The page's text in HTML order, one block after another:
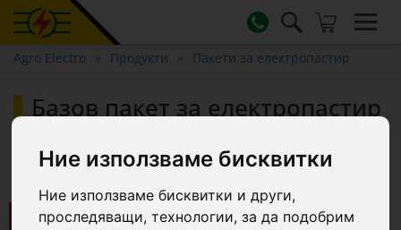
Ние използваме бисквитки
Ние използваме бисквитки и други,
проследяващи, технологии, за да подобрим
Agro Electro Продукти Пакети за електропастир
Базов пакет за електропастир
домашни животни :: 500 m
Ново